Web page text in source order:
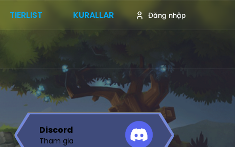
Đăng nhập
TIERLIST KURALLAR
Discord
Tham gia